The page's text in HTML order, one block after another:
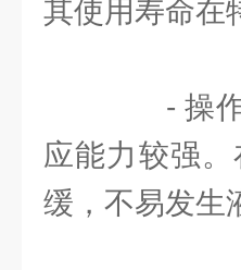
其使用寿命在
- 操作
应能力较强
缓，不易发生